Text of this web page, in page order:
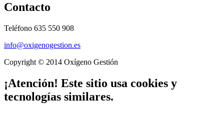
Contacto
Teléfono 635 550 908
info@oxigenogestion.es
Copyright © 2014 Oxígeno Gestión
¡Atención! Este sitio usa cookies y
tecnologías similares.